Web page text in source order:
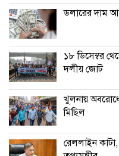
ডলারের দাম
১৮ ডিসেম্বর
দলীয় জোট
খুলনায়
মিছিল
রেললাইন